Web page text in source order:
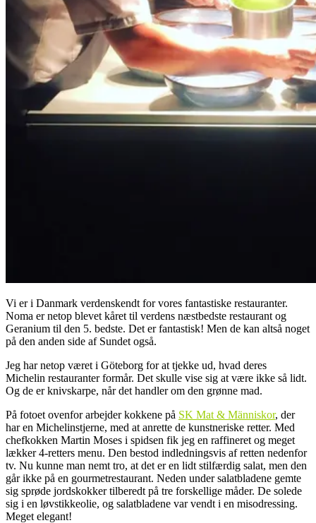
Vi er i Danmark verdenskendt for vores fantastiske restauranter.
Noma er netop blevet kåret til verdens næstbedste restaurant og
Geranium til den 5. bedste. Det er fantastisk! Men de kan altså noget
på den anden side af Sundet også.
Jeg har netop været i Göteborg for at tjekke ud, hvad deres
Michelin restauranter formår. Det skulle vise sig at være ikke så lidt.
Og de er knivskarpe, når det handler om den grønne mad.
På fotoet ovenfor arbejder kokkene på SK Mat & Människor, der
har en Michelinstjerne, med at anrette de kunstneriske retter. Med
chefkokken Martin Moses i spidsen fik jeg en raffineret og meget
lækker 4-retters menu. Den bestod indledningsvis af retten nedenfor
tv. Nu kunne man nemt tro, at det er en lidt stilfærdig salat, men den
går ikke på en gourmetrestaurant. Neden under salatbladene gemte
sig sprøde jordskokker tilberedt på tre forskellige måder. De solede
sig i en løvstikkeolie, og salatbladene var vendt i en misodressing.
Meget elegant!